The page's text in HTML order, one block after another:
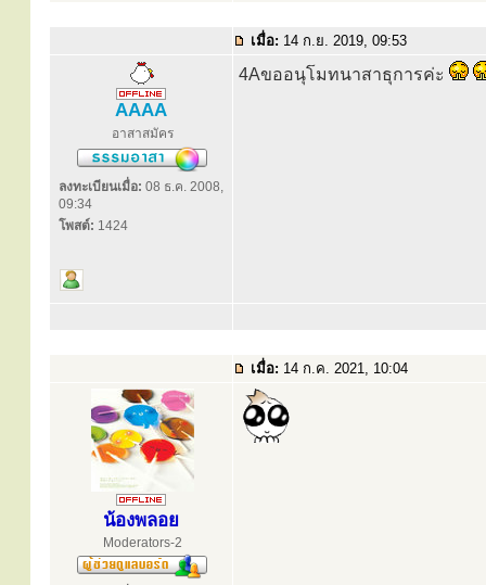
เมื่อ: 14 ก.ย. 2019, 09:53
AAAA
อาสาสมัคร
ลงทะเบียนเมื่อ: 08 ธ.ค. 2008,
09:34
โพสต์: 1424
4Aขออนุโมทนาสาธุการค่ะ
เมื่อ: 14 ก.ค. 2021, 10:04
น้องพลอย
Moderators-2